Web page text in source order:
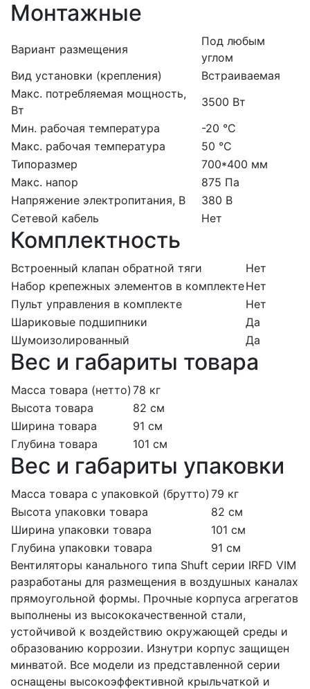
Монтажные
Вариант размещения
Под любым
углом
Вид установки (крепления)
Встраиваемая
Макс. потребляемая мощность,
Вт
3500 Вт
Мин. рабочая температура
-20 °С
Макс. рабочая температура
50 °С
Типоразмер
700*400 мм
Макс. напор
875 Па
Напряжение электропитания, В
380 В
Сетевой кабель
Нет
Комплектность
Встроенный клапан обратной тяги
Нет
Набор крепежных элементов в комплектеНет
Пульт управления в комплекте
Нет
Шариковые подшипники
Да
Шумоизолированный
Да
Вес и габариты товара
Масса товара (нетто) 78 кг
Высота товара
82 см
Ширина товара
91 см
Глубина товара
101 см
Вес и габариты упаковки
Масса товара с упаковкой (брутто) 79 кг
Высота упаковки товара
82 см
Ширина упаковки товара
101 см
Глубина упаковки товара
91 см
Вентиляторы канального типа Shuft серии IRFD VIM
разработаны для размещения в воздушных каналах
прямоугольной формы. Прочные корпуса агрегатов
выполнены из высококачественной стали,
устойчивой к воздействию окружающей среды и
образованию коррозии. Изнутри корпус защищен
минватой. Все модели из представленной серии
оснащены высокоэффективной крыльчаткой и